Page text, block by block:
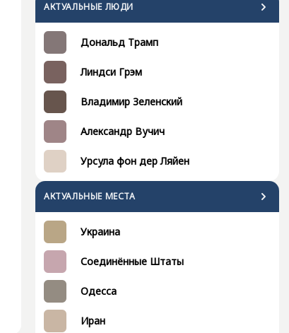
АКТУАЛЬНЫЕ ЛЮДИ
Дональд Трамп
Линдси Грэм
Владимир Зеленский
Александр Вучич
Урсула фон дер Ляйен
АКТУАЛЬНЫЕ МЕСТА
Украина
Соединённые Штаты
Одесса
Иран